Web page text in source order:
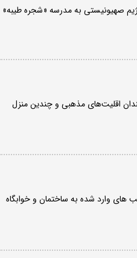
صهیونیستی به مدرسه «شجره طیبه»
اقلیت‌های مذهبی و چندین منزل
های وارد شده به ساختمان و خوابگاه